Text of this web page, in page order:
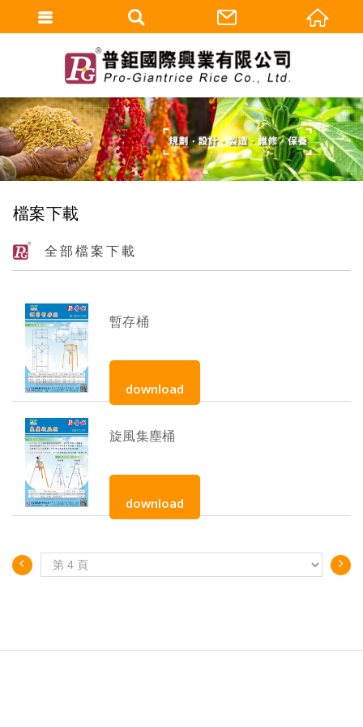
檔案下載
全部檔案下載
暫存桶
download
旋風集塵桶
download